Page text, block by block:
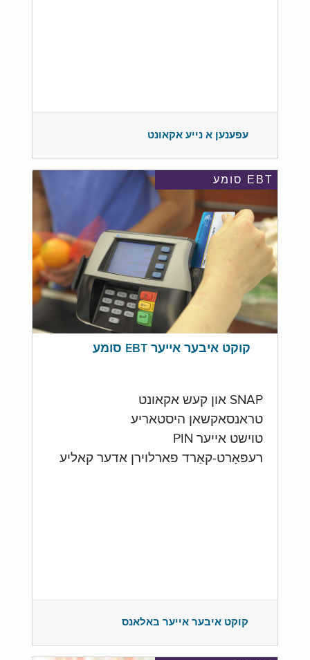
עפענען א נייע אקאונט
EBT סומע
קוקט איבער אייער EBT סומע
SNAP און קעש אקאונט
טראנסאקשאן היסטאריע
טוישט אייער PIN
רעפּאָרט-קאַרד פארלוירן אדער קאליע
קוקט איבער אייער באלאנס